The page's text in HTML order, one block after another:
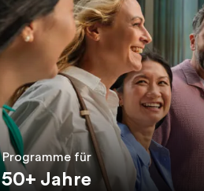
Programme für
50+ Jahre